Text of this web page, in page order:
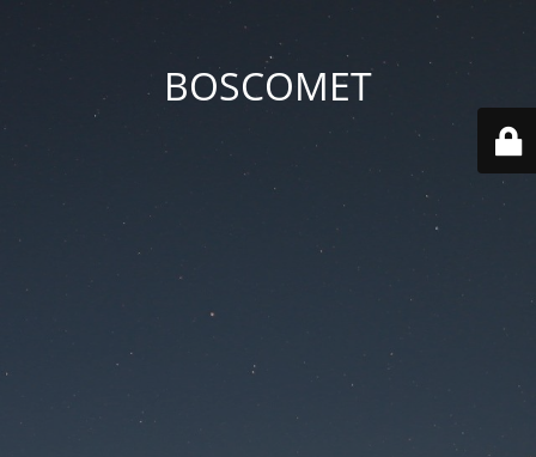
BOSCOMET